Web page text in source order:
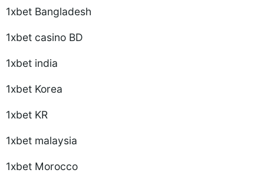
1xbet Bangladesh
1xbet casino BD
1xbet india
1xbet Korea
1xbet KR
1xbet malaysia
1xbet Morocco